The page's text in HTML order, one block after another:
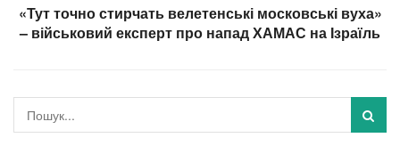
«Тут точно стирчать велетенські московські вуха»
– військовий експерт про напад ХАМАС на Ізраїль